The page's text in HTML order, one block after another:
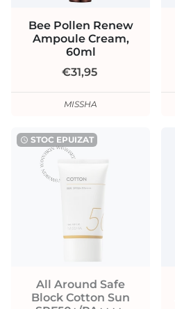
Bee Pollen Renew
Ampoule Cream,
60ml
€31,95
MISSHA
watch_later STOC EPUIZAT
All Around Safe
Block Cotton Sun